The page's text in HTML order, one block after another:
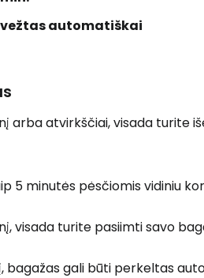
automatiškai
arba atvirkščiai, visada turite
5 minutės pėsčiomis vidiniu
visada turite pasiimti savo
gali būti perkeltas